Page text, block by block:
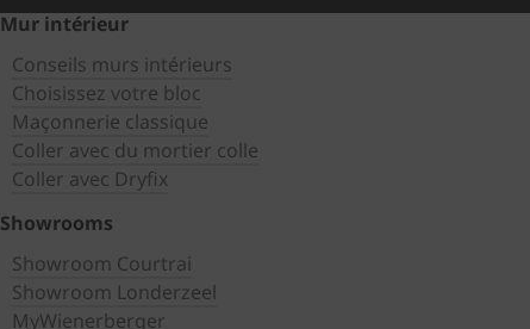
Mur intérieur
Conseils murs intérieurs
Choisissez votre bloc
Maçonnerie classique
Coller avec du mortier colle
Coller avec Dryfix
Showrooms
Showroom Courtrai
Showroom Londerzeel
MyWienerberger